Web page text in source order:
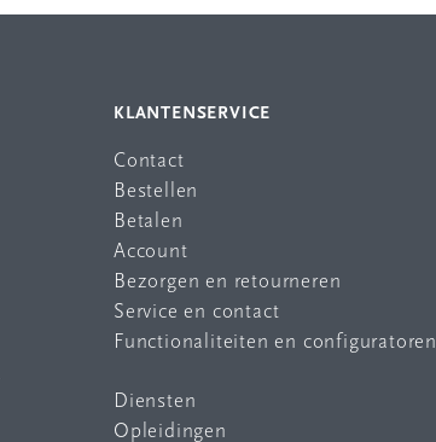
KLANTENSERVICE
Contact
Bestellen
Betalen
Account
Bezorgen en retourneren
Service en contact
Functionaliteiten en configuratoren
Diensten
Opleidingen